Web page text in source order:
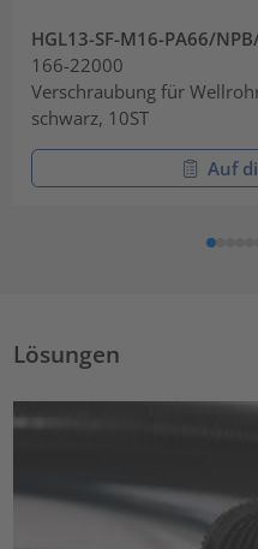
HGL13-SF-M16-PA66/
166-22000
Verschraubung für
schwarz, 10ST
Auf
Lösungen